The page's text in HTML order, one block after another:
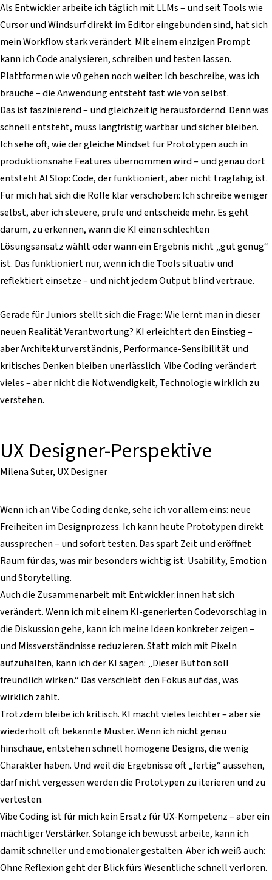
Als Entwickler arbeite ich täglich mit LLMs – und seit Tools wie
Cursor und Windsurf direkt im Editor eingebunden sind, hat sich
mein Workflow stark verändert. Mit einem einzigen Prompt
kann ich Code analysieren, schreiben und testen lassen.
Plattformen wie v0 gehen noch weiter: Ich beschreibe, was ich
brauche – die Anwendung entsteht fast wie von selbst.
Das ist faszinierend – und gleichzeitig herausfordernd. Denn was
schnell entsteht, muss langfristig wartbar und sicher bleiben.
Ich sehe oft, wie der gleiche Mindset für Prototypen auch in
produktionsnahe Features übernommen wird – und genau dort
entsteht AI Slop: Code, der funktioniert, aber nicht tragfähig ist.
Für mich hat sich die Rolle klar verschoben: Ich schreibe weniger
selbst, aber ich steuere, prüfe und entscheide mehr. Es geht
darum, zu erkennen, wann die KI einen schlechten
Lösungsansatz wählt oder wann ein Ergebnis nicht „gut genug“
ist. Das funktioniert nur, wenn ich die Tools situativ und
reflektiert einsetze – und nicht jedem Output blind vertraue.
Gerade für Juniors stellt sich die Frage: Wie lernt man in dieser
neuen Realität Verantwortung? KI erleichtert den Einstieg –
aber Architekturverständnis, Performance-Sensibilität und
kritisches Denken bleiben unerlässlich. Vibe Coding verändert
vieles – aber nicht die Notwendigkeit, Technologie wirklich zu
verstehen.
UX Designer-Perspektive
Milena Suter, UX Designer
Wenn ich an Vibe Coding denke, sehe ich vor allem eins: neue
Freiheiten im Designprozess. Ich kann heute Prototypen direkt
aussprechen – und sofort testen. Das spart Zeit und eröffnet
Raum für das, was mir besonders wichtig ist: Usability, Emotion
und Storytelling.
Auch die Zusammenarbeit mit Entwickler:innen hat sich
verändert. Wenn ich mit einem KI-generierten Codevorschlag in
die Diskussion gehe, kann ich meine Ideen konkreter zeigen –
und Missverständnisse reduzieren. Statt mich mit Pixeln
aufzuhalten, kann ich der KI sagen: „Dieser Button soll
freundlich wirken.“ Das verschiebt den Fokus auf das, was
wirklich zählt.
Trotzdem bleibe ich kritisch. KI macht vieles leichter – aber sie
wiederholt oft bekannte Muster. Wenn ich nicht genau
hinschaue, entstehen schnell homogene Designs, die wenig
Charakter haben. Und weil die Ergebnisse oft „fertig“ aussehen,
darf nicht vergessen werden die Prototypen zu iterieren und zu
vertesten.
Vibe Coding ist für mich kein Ersatz für UX-Kompetenz – aber ein
mächtiger Verstärker. Solange ich bewusst arbeite, kann ich
damit schneller und emotionaler gestalten. Aber ich weiß auch:
Ohne Reflexion geht der Blick fürs Wesentliche schnell verloren.